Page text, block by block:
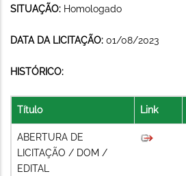
SITUAÇÃO: Homologado
DATA DA LICITAÇÃO: 01/08/2023
HISTÓRICO:
Título Link
ABERTURA DE
LICITAÇÃO / DOM /
EDITAL